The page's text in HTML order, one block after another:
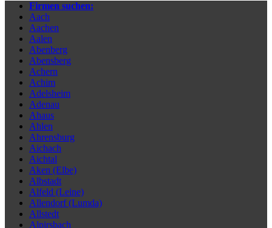
Firmen suchen:
Aach
Aachen
Aalen
Abenberg
Abensberg
Achern
Achim
Adelsheim
Adenau
Ahaus
Ahlen
Ahrensburg
Aichach
Aichtal
Aken (Elbe)
Albstadt
Alfeld (Leine)
Allendorf (Lumda)
Allstedt
Alpirsbach